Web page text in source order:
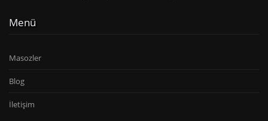
Menü
Masozler
Blog
İletişim